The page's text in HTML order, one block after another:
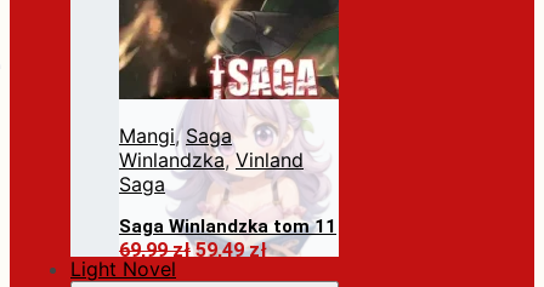
Mangi, Saga
Winlandzka, Vinland
Saga
Saga Winlandzka tom 11
69,99złPierwotna
59,49złAktualna
Dodaj do koszyka
Light Novel